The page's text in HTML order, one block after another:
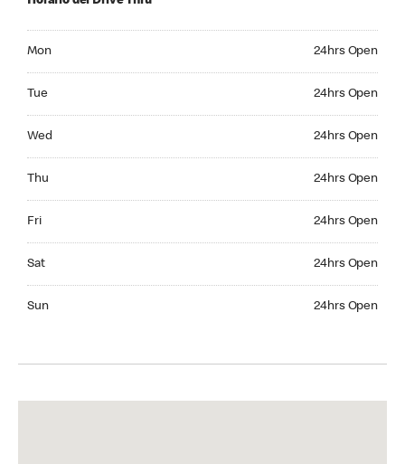
Mon 24hrs Open
Tue 24hrs Open
Wed 24hrs Open
Thu 24hrs Open
Fri 24hrs Open
Sat 24hrs Open
Sun 24hrs Open